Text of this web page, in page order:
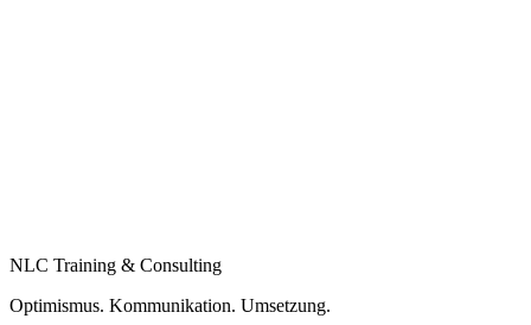
NLC Training & Consulting
Optimismus. Kommunikation. Umsetzung.